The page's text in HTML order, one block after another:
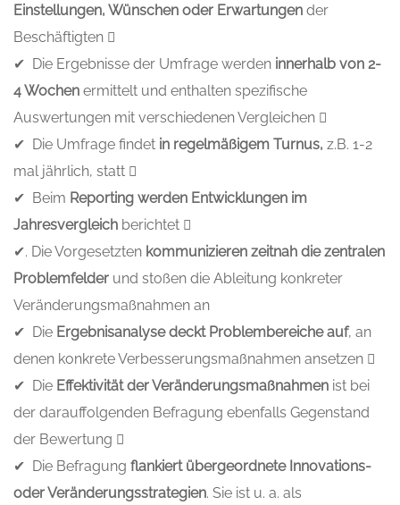
Einstellungen, Wünschen oder Erwartungen der
Beschäftigten 
✔ Die Ergebnisse der Umfrage werden innerhalb von 2-
4 Wochen ermittelt und enthalten spezifische
Auswertungen mit verschiedenen Vergleichen 
✔ Die Umfrage findet in regelmäßigem Turnus, z.B. 1-2
mal jährlich, statt 
✔ Beim Reporting werden Entwicklungen im
Jahresvergleich berichtet 
✔. Die Vorgesetzten kommunizieren zeitnah die zentralen
Problemfelder und stoßen die Ableitung konkreter
Veränderungsmaßnahmen an
✔ Die Ergebnisanalyse deckt Problembereiche auf, an
denen konkrete Verbesserungsmaßnahmen ansetzen 
✔ Die Effektivität der Veränderungsmaßnahmen ist bei
der darauffolgenden Befragung ebenfalls Gegenstand
der Bewertung 
✔ Die Befragung flankiert übergeordnete Innovations-
oder Veränderungsstrategien. Sie ist u. a. als